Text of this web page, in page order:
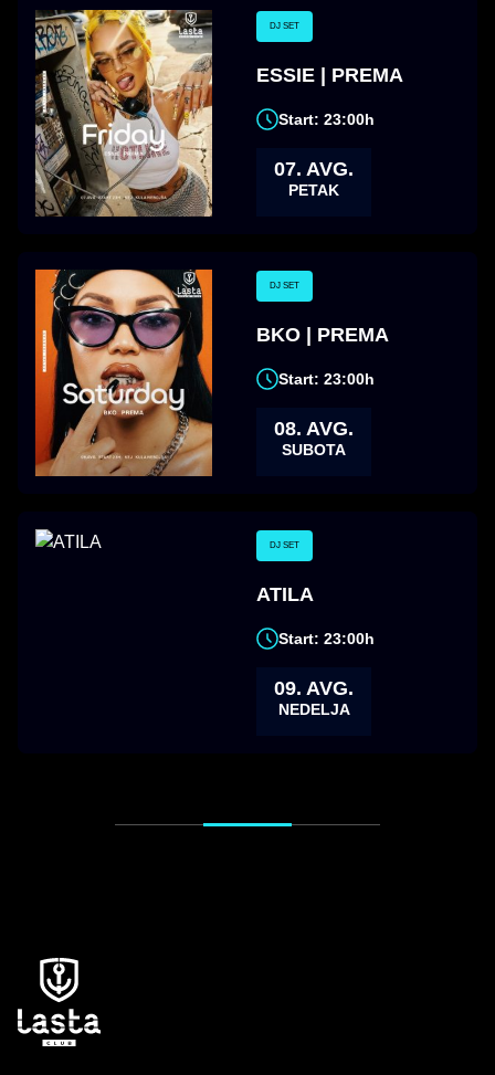
DJ SET
ESSIE | PREMA
Start: 23:00h
07. AVG.
PETAK
DJ SET
BKO | PREMA
Start: 23:00h
08. AVG.
SUBOTA
DJ SET
ATILA
Start: 23:00h
09. AVG.
NEDELJA